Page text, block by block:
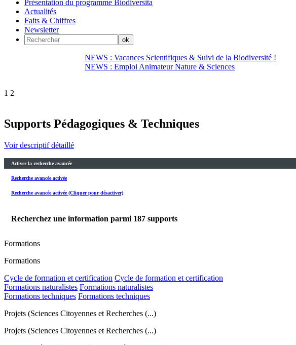
Présentation du programme Biodiversita
Actualités
Faits & Chiffres
Newsletter
NEWS : Vacances Scientifiques & Suivi de la Biodiversité !
NEWS : Emploi Animateur Nature & Sciences
1 2
Supports Pédagogiques & Techniques
Voir descriptif détaillé
Activer la recherche avancée
Recherche avancée activée
Recherche avancée activée (Cliquer pour désactiver)
Recherchez une information parmi 187 supports
Formations
Formations
Cycle de formation et certification Cycle de formation et certification
Formations naturalistes Formations naturalistes
Formations techniques Formations techniques
Projets (Sciences Citoyennes et Recherches (...)
Projets (Sciences Citoyennes et Recherches (...)